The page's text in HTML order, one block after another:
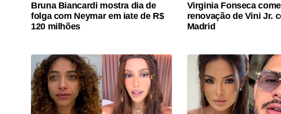
Bruna Biancardi mostra dia de
folga com Neymar em iate de R$
120 milhões
Virginia Fonseca
renovação de Vini Jr.
Madrid